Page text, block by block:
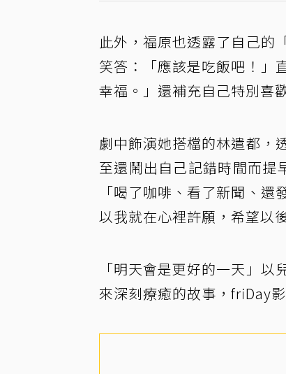
此外，福原也透露了自己的
笑答：「應該是吃飯吧！」
幸福。」還補充自己特別喜
劇中飾演她搭檔的林遣都，
至還鬧出自己記錯時間而提
「喝了咖啡、看了新聞、
以我就在心裡許願，希望以
「明天會是更好的一天」
來深刻療癒的故事，friDay